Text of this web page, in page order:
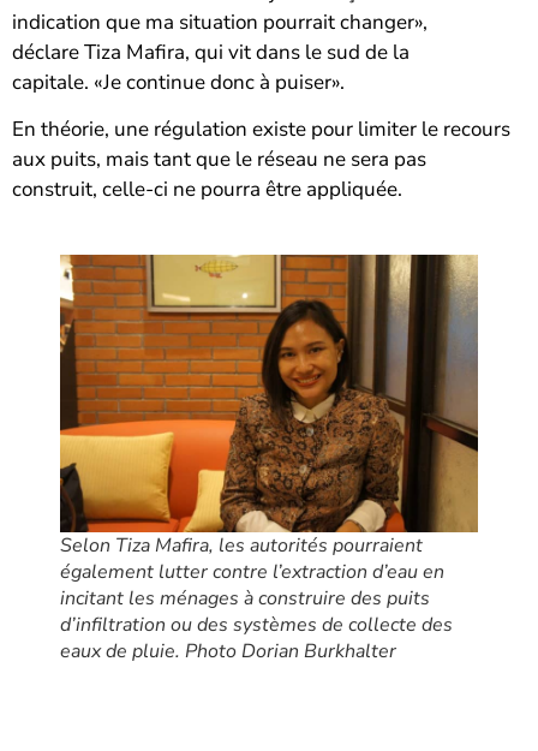
indication que ma situation pourrait changer»,
déclare Tiza Mafira, qui vit dans le sud de la
capitale. «Je continue donc à puiser».
En théorie, une régulation existe pour limiter le recours
aux puits, mais tant que le réseau ne sera pas
construit, celle-ci ne pourra être appliquée.
Selon Tiza Mafira, les autorités pourraient
également lutter contre l’extraction d’eau en
incitant les ménages à construire des puits
d’infiltration ou des systèmes de collecte des
eaux de pluie. Photo Dorian Burkhalter